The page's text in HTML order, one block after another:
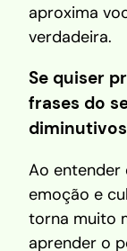
aproxima
verdadeira.
Se quiser
frases do
Ao entender
emoção e
torna muito
aprender o